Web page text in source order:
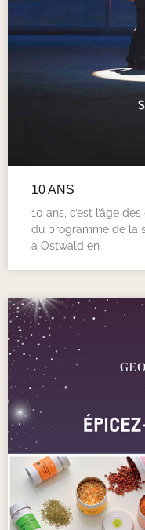
10 ANS
10 ans, c’est l’âge
du programme de la
à Ostwald en